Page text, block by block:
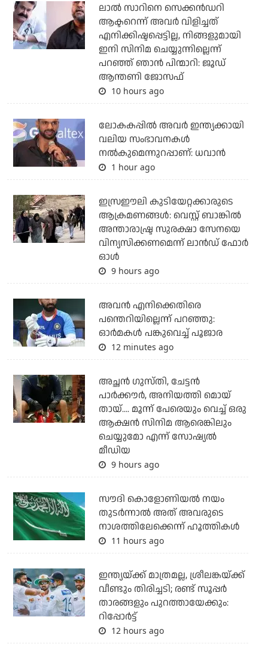
ലാല്‍ സാറിനെ സെക്കന്‍ഡറി
ആക്ടറെന്ന് അവര്‍ വിളിച്ചത്
എനിക്കിഷ്ടപ്പെട്ടില്ല, നിങ്ങളുമായി
ഇനി സിനിമ ചെയ്യുന്നില്ലെന്ന്
പറഞ്ഞ് ഞാന്‍ പിന്മാറി: ജൂഡ്
ആന്തണി ജോസഫ്
10 hours ago
ലോകകപ്പിൽ അവര്‍ ഇന്ത്യക്കായി
വലിയ സംഭാവനകള്‍
നല്‍കുമെന്നുറപ്പാണ്: ധവാന്‍
1 hour ago
ഇസ്രഈലി കുടിയേറ്റക്കാരുടെ
ആക്രമണങ്ങള്‍: വെസ്റ്റ് ബാങ്കില്‍
അന്താരാഷ്ട്ര സുരക്ഷാ സേനയെ
വിന്യസിക്കണമെന്ന് ലാന്‍ഡ് ഫോര്‍
ഓള്‍
9 hours ago
അവന്‍ എനിക്കെതിരെ
പന്തെറിയില്ലെന്ന് പറഞ്ഞു:
ഓര്‍മകള്‍ പങ്കുവെച്ച് പൂജാര
12 minutes ago
അച്ഛന്‍ ഗുസ്തി, ചേട്ടന്‍
പാര്‍ക്കൗര്‍, അനിയത്തി മൊയ്
തായ്.... മൂന്ന് പേരെയും വെച്ച് ഒരു
ആക്ഷന്‍ സിനിമ ആരെങ്കിലും
ചെയ്യുമോ എന്ന് സോഷ്യല്‍
മീഡിയ
9 hours ago
സൗദി കൊളോണിയല്‍ നയം
തുടര്‍ന്നാല്‍ അത് അവരുടെ
നാശത്തിലേക്കെന്ന് ഹൂത്തികള്‍
11 hours ago
ഇന്ത്യയ്ക്ക് മാത്രമല്ല, ശ്രീലങ്കയ്ക്ക്
വീണ്ടും തിരിച്ചടി; രണ്ട് സൂപ്പര്‍
താരങ്ങളും പുറത്തായേക്കും:
റിപ്പോര്‍ട്ട്
12 hours ago